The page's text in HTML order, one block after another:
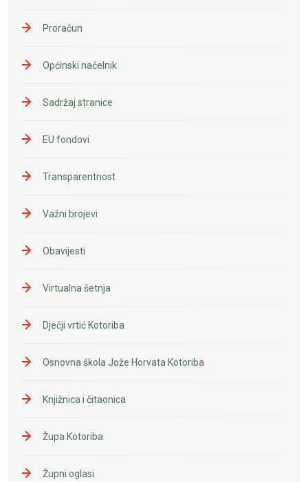
Proračun
Općinski načelnik
Sadržaj stranice
EU fondovi
Transparentnost
Važni brojevi
Obavijesti
Virtualna šetnja
Dječji vrtić Kotoriba
Osnovna škola Jože Horvata Kotoriba
Knjižnica i čitaonica
Župa Kotoriba
Župni oglasi